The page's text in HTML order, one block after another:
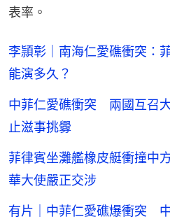
表率。
李頴彰｜南海仁愛礁衝突：
能演多久？
中菲仁愛礁衝突 兩國互召
止滋事挑釁
菲律賓坐灘艦橡皮艇衝撞中
華大使嚴正交涉
有片｜中菲仁愛礁爆衝突